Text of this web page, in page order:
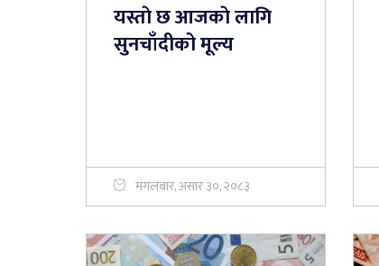
यस्ताे छ आजकाे लागि
सुनचाँदीको मूल्य
मंगलबार, असार ३०, २०८३